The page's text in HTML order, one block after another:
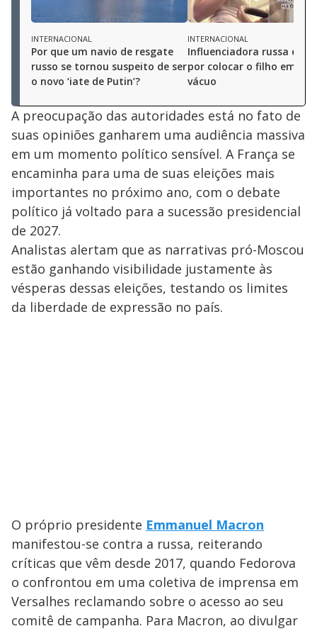
INTERNACIONAL
Por que um navio de resgate
russo se tornou suspeito de ser
o novo ‘iate de Putin’?
INTERNACIONAL
Influenciadora russa é
por colocar o filho em
vácuo
A preocupação das autoridades está no fato de
suas opiniões ganharem uma audiência massiva
em um momento político sensível. A França se
encaminha para uma de suas eleições mais
importantes no próximo ano, com o debate
político já voltado para a sucessão presidencial
de 2027.
Analistas alertam que as narrativas pró-Moscou
estão ganhando visibilidade justamente às
vésperas dessas eleições, testando os limites
da liberdade de expressão no país.
O próprio presidente Emmanuel Macron
manifestou-se contra a russa, reiterando
críticas que vêm desde 2017, quando Fedorova
o confrontou em uma coletiva de imprensa em
Versalhes reclamando sobre o acesso ao seu
comitê de campanha. Para Macron, ao divulgar